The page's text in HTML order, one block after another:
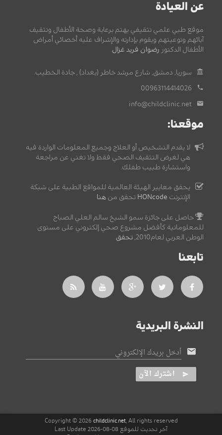
عن العيادة
موقع طبي علمي تثقيفي يهتم برعاية وصحة الأطفال وتثقيف
آبائهم وتوعيتهم ويقوم بإدارته والإشراف عليه أخصائي أمراض
الأطفال الدكتور رضوان فريد غزال
سوريا, دمشق, شارع مرشد خاطر (بغداد) , جادة الخطيب.
00963114414026
info@childclinic.net
موقعنا:
لا يقدم التشخيص أو العلاج وجميع المعلومات الواردة فيه
هي لغرض التثقيف الصحي فقط ولا تغني عن مراجعة
واستشارة طبيب طفلك.
يحقق معايير الهيئة العالمية للمواقع الطبية على شبكة
الإنترنت HONcode تحقق من هنا
حاصل على جائزة سمو الشيخ سالم العلي الصباح
للمعلوماتية كأفضل مشروع صحي إلكتروني على مستوى
الوطن العربي لعام2010,
تحقق
تابعنا
النشرة البريدية
أدخل بريدك الإلكتروني
اشترك الآن
Copyright © 2026 childclinic.net, All rights reserved
آخر تحديث للموقع 08-08-2026 Last Update